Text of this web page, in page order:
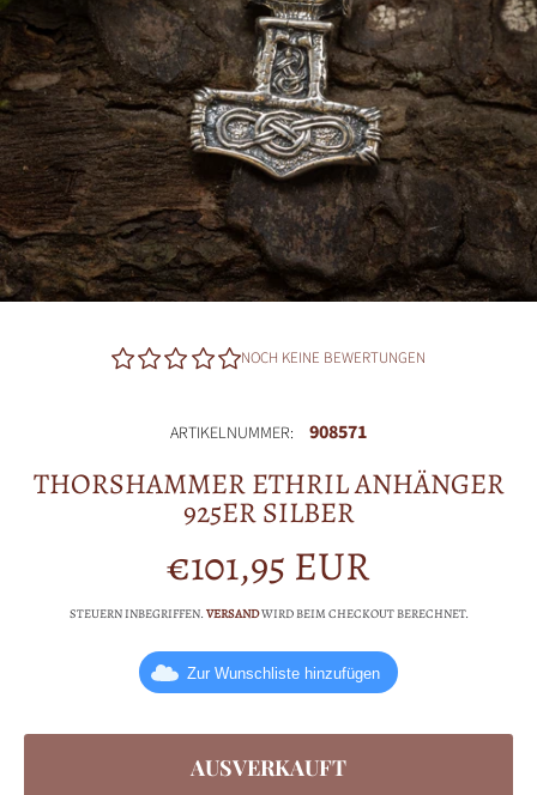
NOCH KEINE BEWERTUNGEN
ARTIKELNUMMER: 908571
THORSHAMMER ETHRIL ANHÄNGER
925ER SILBER
Normalpreis
€101,95 EUR
STEUERN INBEGRIFFEN. VERSANDWIRD BEIM CHECKOUT BERECHNET.
Zur Wunschliste hinzufügen
AUSVERKAUFT